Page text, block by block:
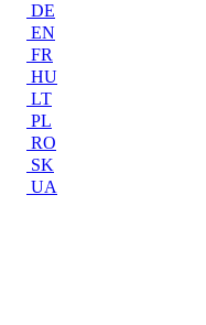
DE
EN
FR
HU
LT
PL
RO
SK
UA